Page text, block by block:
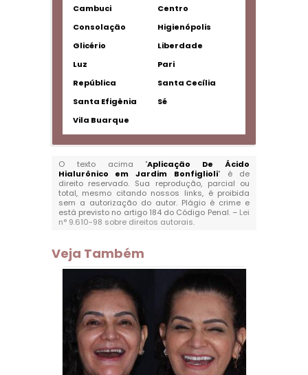
Cambuci
Centro
Consolação
Higienópolis
Glicério
Liberdade
Luz
Pari
República
Santa Cecília
Santa Efigênia
Sé
Vila Buarque
O texto acima "Aplicação De Ácido
Hialurônico em Jardim Bonfiglioli" é de
direito reservado. Sua reprodução, parcial ou
total, mesmo citando nossos links, é proibida
sem a autorização do autor. Plágio é crime e
está previsto no artigo 184 do Código Penal. – Lei
n° 9.610-98 sobre direitos autorais.
Veja Também